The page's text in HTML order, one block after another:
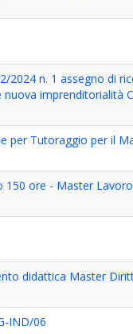
n. 1 assegno di
imprenditorialità
per Tutoraggio per il
150 ore - Master Lavoro
didattica Master
IND/06